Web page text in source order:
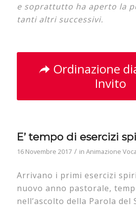
e soprattutto ha aperto la
tanti altri successivi.
Ordinazione
Invito
E’ tempo di esercizi
16 Novembre 2017 / in Animazione
Arrivano i primi esercizi
nuovo anno pastorale,
nell’ascolto della Parola del